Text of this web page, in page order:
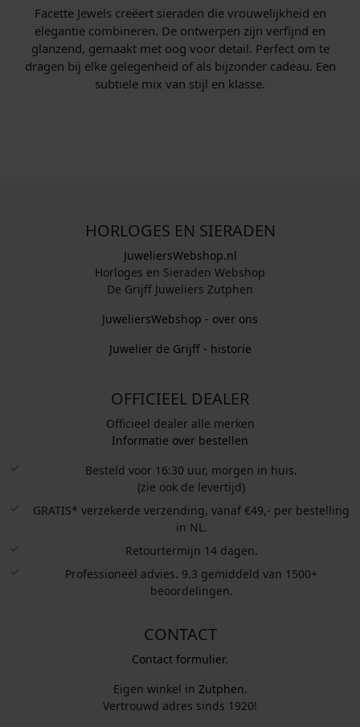
e
p
r
i
j
.
9
9
:
€
2
.
.
Facette Jewels creëert sieraden die vrouwelijkheid en
elegantie combineren. De ontwerpen zijn verfijnd en
glanzend, gemaakt met oog voor detail. Perfect om te
dragen bij elke gelegenheid of als bijzonder cadeau. Een
subtiele mix van stijl en klasse.
HORLOGES EN SIERADEN
JuweliersWebshop.nl
Horloges en Sieraden Webshop
De Grijff Juweliers Zutphen
JuweliersWebshop - over ons
Juwelier de Grijff - historie
OFFICIEEL DEALER
Officieel dealer alle merken
Informatie over bestellen
Besteld voor 16:30 uur, morgen in huis.
(zie ook de levertijd)
GRATIS* verzekerde verzending, vanaf €49,- per bestelling
in NL.
Retourtermijn 14 dagen.
Professioneel advies. 9.3 gemiddeld van 1500+
beoordelingen.
CONTACT
Contact formulier.
Eigen winkel in Zutphen.
Vertrouwd adres sinds 1920!